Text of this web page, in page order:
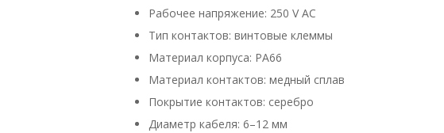
Рабочее напряжение: 250 V AC
Тип контактов: винтовые клеммы
Материал корпуса: PA66
Материал контактов: медный сплав
Покрытие контактов: серебро
Диаметр кабеля: 6–12 мм